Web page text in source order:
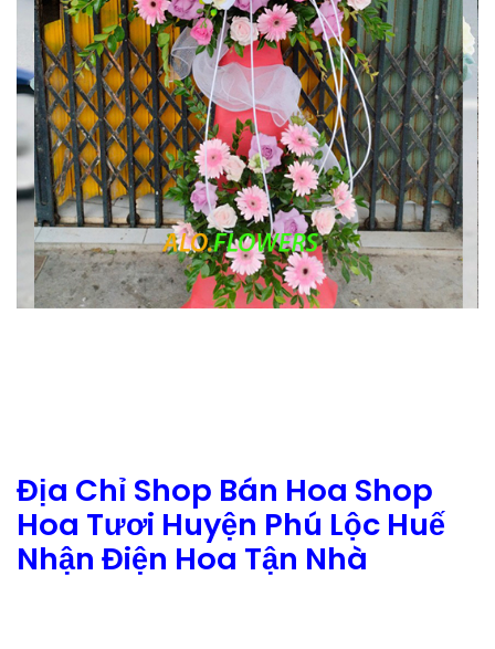
Địa Chỉ Shop Bán Hoa Shop
Hoa Tươi Huyện Phú Lộc Huế
Nhận Điện Hoa Tận Nhà